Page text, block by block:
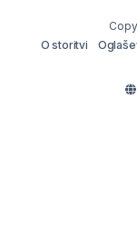
O storitvi